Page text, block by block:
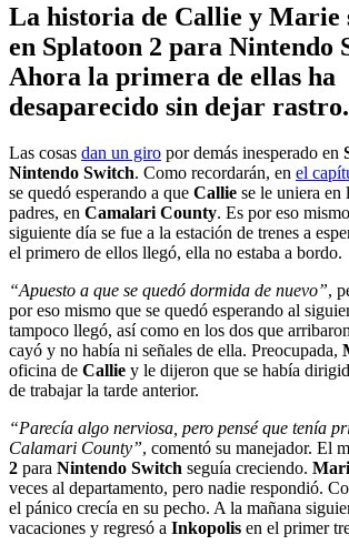
La historia de Callie y Marie
en Splatoon 2 para Nintendo
Ahora la primera de ellas ha
desaparecido sin dejar rastro.
Las cosas dan un giro por demás inesperado en
Nintendo Switch. Como recordarán, en el
se quedó esperando a que Callie se le uniera en
padres, en Camalari County. Es por eso
siguiente día se fue a la estación de trenes a
el primero de ellos llegó, ella no estaba a bordo.
“Apuesto a que se quedó dormida de nuevo”,
por eso mismo que se quedó esperando al
tampoco llegó, así como en los dos que
cayó y no había ni señales de ella. Preocupada,
oficina de Callie y le dijeron que se había
de trabajar la tarde anterior.
“Parecía algo nerviosa, pero pensé que tenía
Calamari County”, comentó su manejador. El
2 para Nintendo Switch seguía creciendo.
veces al departamento, pero nadie respondió.
el pánico crecía en su pecho. A la mañana
vacaciones y regresó a Inkopolis en el primer